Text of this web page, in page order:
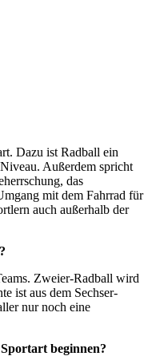
Dazu ist Radball ein
Außerdem spricht
das
mit dem Fahrrad für
auch außerhalb der
Zweier-Radball wird
ist aus dem Sechser-
nur noch eine
beginnen?